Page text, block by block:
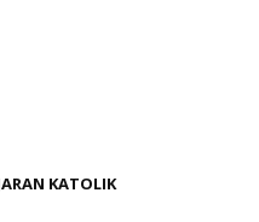
KATOLIK